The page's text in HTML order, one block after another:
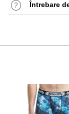
Întrebare